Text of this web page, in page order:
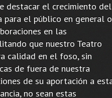
destacar el crecimiento del
para el público en general o
en las
que nuestro Teatro
calidad en el foso, sin
de fuera de nuestra
de su aportación a
no sean estas